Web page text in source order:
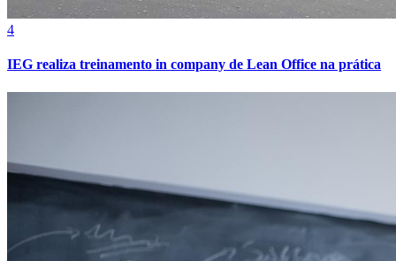
4
IEG realiza treinamento in company de Lean Office na prática